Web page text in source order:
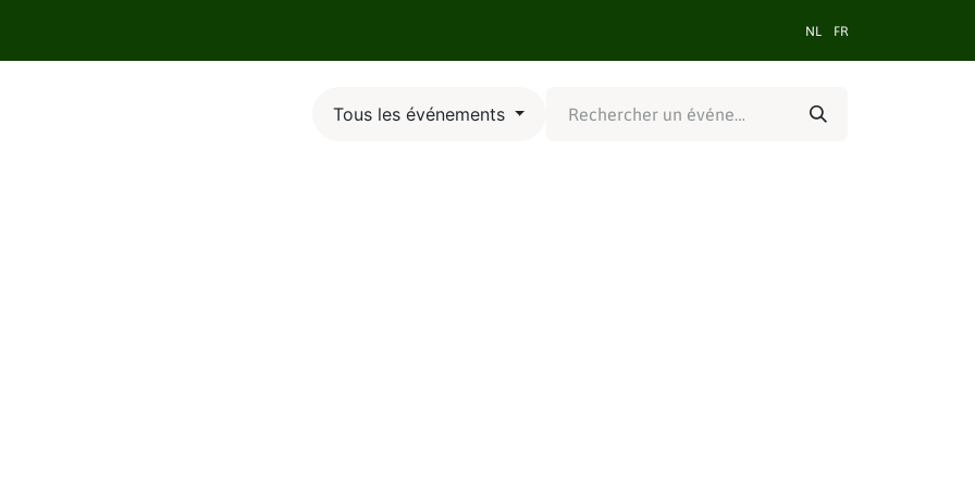
NL FR
Tous les événements